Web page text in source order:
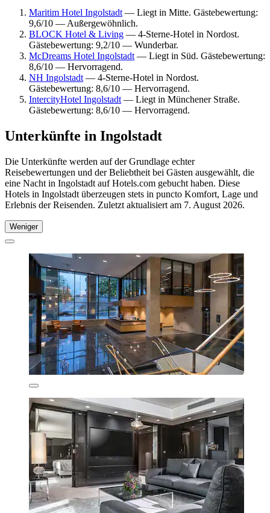
Maritim Hotel Ingolstadt — Liegt in Mitte. Gästebewertung:
9,6/10 — Außergewöhnlich.
BLOCK Hotel & Living — 4-Sterne-Hotel in Nordost.
Gästebewertung: 9,2/10 — Wunderbar.
McDreams Hotel Ingolstadt — Liegt in Süd. Gästebewertung:
8,6/10 — Hervorragend.
NH Ingolstadt — 4-Sterne-Hotel in Nordost.
Gästebewertung: 8,6/10 — Hervorragend.
IntercityHotel Ingolstadt — Liegt in Münchener Straße.
Gästebewertung: 8,6/10 — Hervorragend.
Unterkünfte in Ingolstadt
Die Unterkünfte werden auf der Grundlage echter
Reisebewertungen und der Beliebtheit bei Gästen ausgewählt, die
eine Nacht in Ingolstadt auf Hotels.com gebucht haben. Diese
Hotels in Ingolstadt überzeugen stets in puncto Komfort, Lage und
Erlebnis der Reisenden. Zuletzt aktualisiert am 7. August 2026.
Weniger